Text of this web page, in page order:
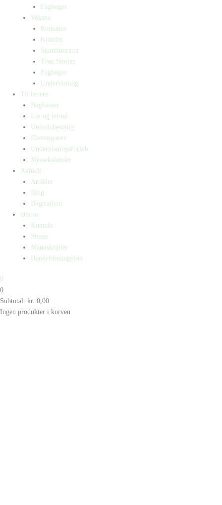
Fagbøger
Voksne
Romance
Krimier
Skønlitteratur
True Stories
Fagbøger
Undervisning
Til lærere
Bogkasser
Lix og let-tal
Universlæsning
Elevopgaver
Undervisningsforløb
Messekalender
Aktuelt
Artikler
Blog
Bogtrailere
Om os
Kontakt
Presse
Manuskripter
Handelsbetingelser
0
0
Subtotal: kr. 0,00
Ingen produkter i kurven